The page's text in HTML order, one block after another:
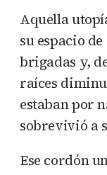
Aquella
su espacio
brigadas y,
raíces
estaban por
sobrevivió a
Ese cordón